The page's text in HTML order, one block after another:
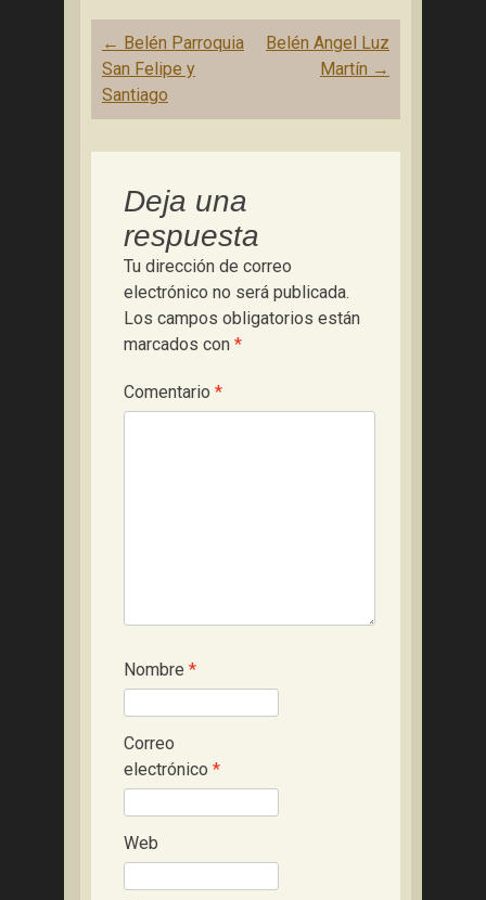
Navegación
de
entradas
← Belén Parroquia
San Felipe y
Santiago
Belén Angel Luz
Martín →
Deja una
respuesta
Tu dirección de correo
electrónico no será publicada.
Los campos obligatorios están
marcados con *
Comentario *
Nombre *
Correo
electrónico *
Web